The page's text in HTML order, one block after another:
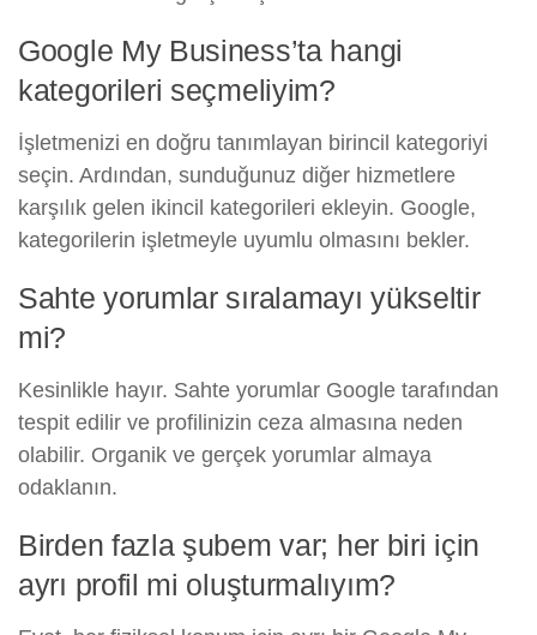
Google My Business’ta hangi
kategorileri seçmeliyim?
İşletmenizi en doğru tanımlayan birincil kategoriyi
seçin. Ardından, sunduğunuz diğer hizmetlere
karşılık gelen ikincil kategorileri ekleyin. Google,
kategorilerin işletmeyle uyumlu olmasını bekler.
Sahte yorumlar sıralamayı yükseltir
mi?
Kesinlikle hayır. Sahte yorumlar Google tarafından
tespit edilir ve profilinizin ceza almasına neden
olabilir. Organik ve gerçek yorumlar almaya
odaklanın.
Birden fazla şubem var; her biri için
ayrı profil mi oluşturmalıyım?